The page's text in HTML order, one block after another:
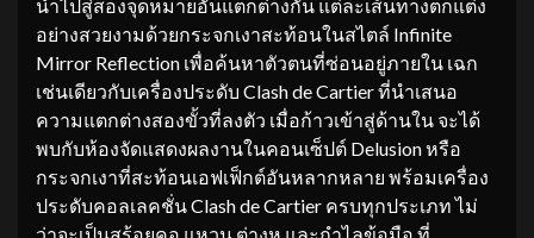
นำไปสู่สองจุดหมายอันแตกต่างกัน แต่ละเส้นทางตกแต่ง
อย่างสวยงามด้วยกระจกเงาสะท้อนในสไตล์ Infinite
Mirror Reflection เพื่อค้นหาตัวตนที่ซ่อนอยู่ภายใน เฉก
เช่นเดียวกับเครื่องประดับ Clash de Cartier ที่นำเสนอ
ความแตกต่างสองขั้วที่ลงตัว เมื่อก้าวเข้าสู่ด้านใน จะได้
พบกับห้องจัดแสดงผลงานในคอนเซ็ปต์ Delusion หรือ
กระจกเงาที่สะท้อนเอฟเฟ็กต์อันหลากหลาย พร้อมเครื่อง
ประดับคอลเลคชั่น Clash de Cartier ครบทุกประเภท ไม่
ว่าจะเป็นสร้อยคอ แหวน ต่างหู และกำไลข้อมือ ที่